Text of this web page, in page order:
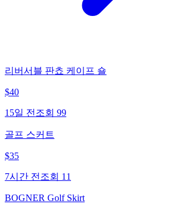
리버서블 판쵸 케이프 숄
$40
15일 전 조회 99
골프 스커트
$35
7시간 전 조회 11
BOGNER Golf Skirt